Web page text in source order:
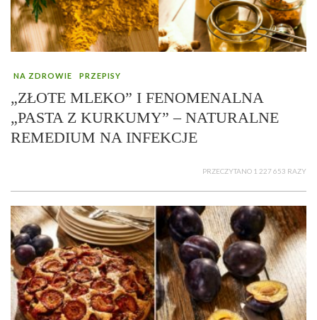
NA ZDROWIE PRZEPISY
„ZŁOTE MLEKO” I FENOMENALNA
„PASTA Z KURKUMY” – NATURALNE
REMEDIUM NA INFEKCJE
PRZECZYTANO 1 227 653 RAZY